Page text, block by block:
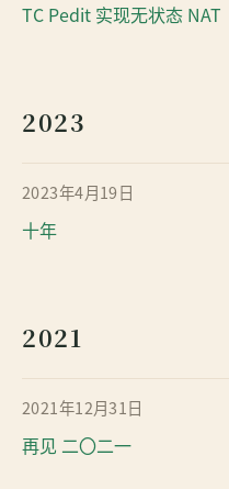
TC Pedit 实现无状态 NAT
2023
2023年4月19日
十年
2021
2021年12月31日
再见 二〇二一